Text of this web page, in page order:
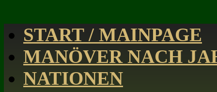
START / MAINPAGE
MANÖVER NACH
NATIONEN